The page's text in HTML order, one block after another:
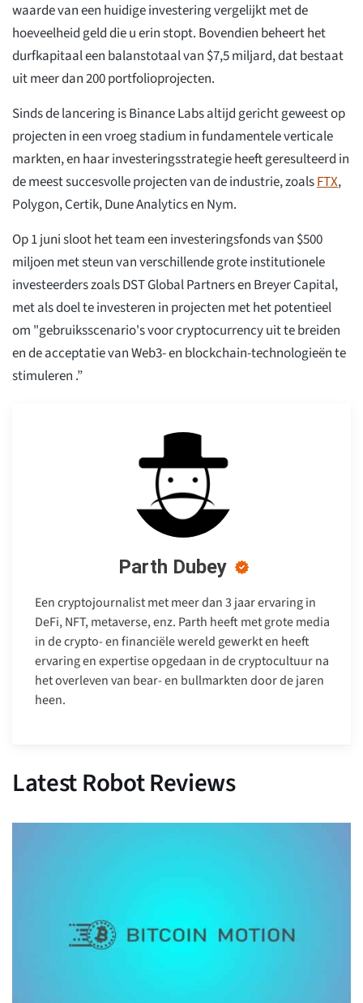
waarde van een huidige investering vergelijkt met de
hoeveelheid geld die u erin stopt. Bovendien beheert het
durfkapitaal een balanstotaal van $7,5 miljard, dat bestaat
uit meer dan 200 portfolioprojecten.
Sinds de lancering is Binance Labs altijd gericht geweest op
projecten in een vroeg stadium in fundamentele verticale
markten, en haar investeringsstrategie heeft geresulteerd in
de meest succesvolle projecten van de industrie, zoalsFTX,
Polygon, Certik, Dune Analytics en Nym.
Op 1 juni sloot het team een investeringsfonds van $500
miljoen met steun van verschillende grote institutionele
investeerders zoals DST Global Partners en Breyer Capital,
met als doel te investeren in projecten met het potentieel
om "gebruiksscenario's voor cryptocurrency uit te breiden
en de acceptatie van Web3- en blockchain-technologieën te
stimuleren .”
Parth Dubey
Een cryptojournalist met meer dan 3 jaar ervaring in
DeFi, NFT, metaverse, enz. Parth heeft met grote media
in de crypto- en financiële wereld gewerkt en heeft
ervaring en expertise opgedaan in de cryptocultuur na
het overleven van bear- en bullmarkten door de jaren
heen.
Latest Robot Reviews